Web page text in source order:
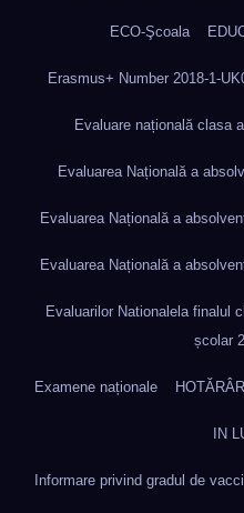
ECO-Şcoala
Erasmus+ Number 2018-1-
Evaluare națională clasa
Evaluarea Națională a
Evaluarea Națională a
Evaluarea Națională a
Evaluarilor Nationalela finalul
școlar
Examene naționale
IN
Informare privind gradul de